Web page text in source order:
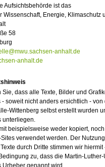
Aufsichtsbehörde ist das
Wissenschaft, Energie, Klimaschutz
58
anhalt.de
anhalt.de
Sie, dass alle Texte, Bilder und
- soweit nicht anders ersichtlich -
Wittenberg selbst erstellt wurden
unterliegen.
beispielsweise weder kopiert,
verwendet werden. Der
durch Dritte stimmen wir
zu, dass die Martin-